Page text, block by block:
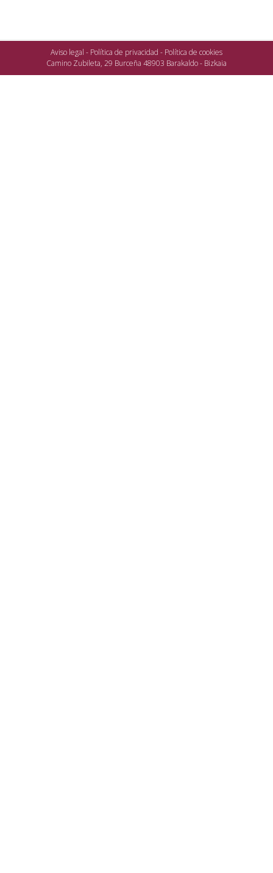
Aviso legal - Política de privacidad - Política de cookies
Camino Zubileta, 29 Burceña 48903 Barakaldo - Bizkaia